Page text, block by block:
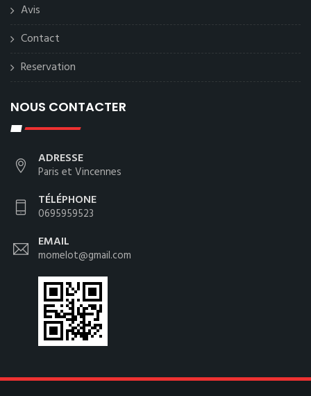
Avis
Contact
Reservation
NOUS CONTACTER
ADRESSE
Paris et Vincennes
TÉLÉPHONE
0695959523
EMAIL
momelot@gmail.com